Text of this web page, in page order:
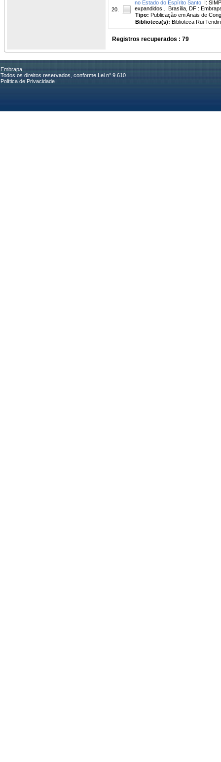
20.
no Estado do Espírito Santo. I:
expandidos... Brasília, DF :
Tipo: Publicação em Anais de
Biblioteca(s): Biblioteca Rui
Registros recuperados : 79
Embrapa
Todos os direitos reservados, conforme Lei n° 9.610
Política de Privacidade